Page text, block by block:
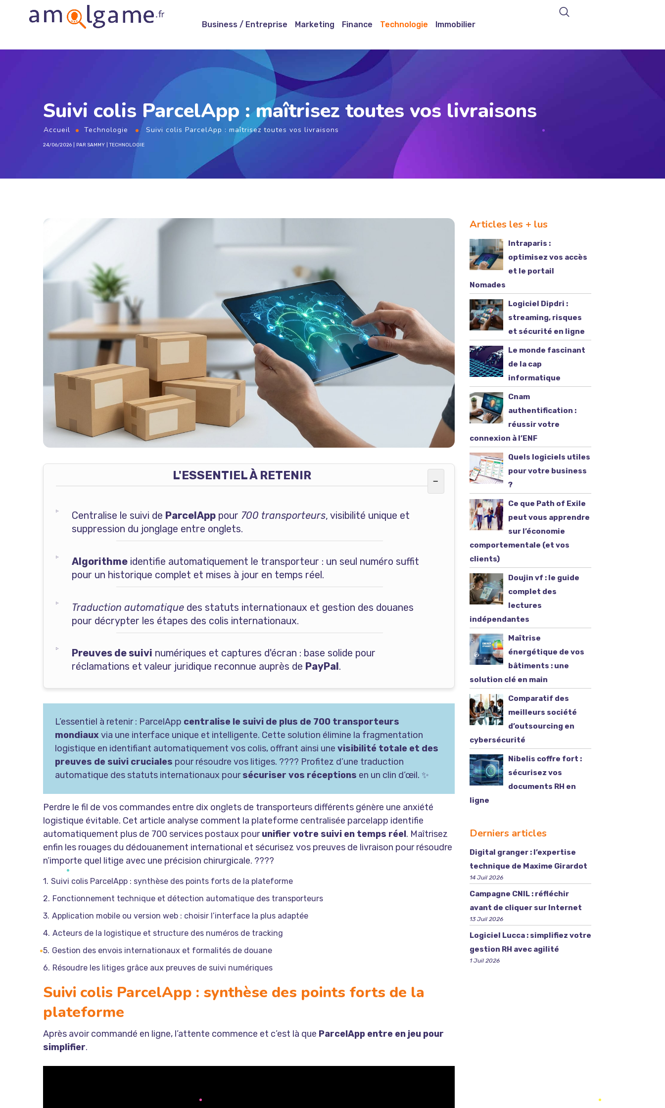
Business / Entreprise Marketing Finance Technologie Immobilier
Suivi colis ParcelApp : maîtrisez toutes vos livraisons
Accueil Technologie Suivi colis ParcelApp : maîtrisez toutes vos livraisons
24/06/2026 PAR SAMMY TECHNOLOGIE
L'ESSENTIEL À RETENIR −
Centralise le suivi de ParcelApppour 700 transporteurs, visibilité unique et
suppression du jonglage entre onglets.
Algorithmeidentifie automatiquement le transporteur : un seul numéro suffit
pour un historique complet et mises à jour en temps réel.
Traduction automatiquedes statuts internationaux et gestion des douanes
pour décrypter les étapes des colis internationaux.
Preuves de suivi numériques et captures d'écran : base solide pour
réclamations et valeur juridique reconnue auprès de PayPal .
L’essentiel à retenir : ParcelApp centralise le suivi de plus de 700 transporteurs
mondiauxvia une interface unique et intelligente. Cette solution élimine la fragmentation
logistique en identifiant automatiquement vos colis, offrant ainsi une visibilité totale et des
preuves de suivi cruciales pour résoudre vos litiges. ???? Profitez d’une traduction
automatique des statuts internationaux poursécuriser vos réceptions en un clin d’œil. ✨
Perdre le fil de vos commandes entre dix onglets de transporteurs différents génère une anxiété
logistique évitable. Cet article analyse comment la plateforme centralisée parcelapp identifie
automatiquement plus de 700 services postaux pourunifier votre suivi en temps réel. Maîtrisez
enfin les rouages du dédouanement international et sécurisez vos preuves de livraison pour résoudre
n’importe quel litige avec une précision chirurgicale. ????
Suivi colis ParcelApp : synthèse des points forts de la plateforme
Fonctionnement technique et détection automatique des transporteurs
Application mobile ou version web : choisir l’interface la plus adaptée
Acteurs de la logistique et structure des numéros de tracking
Gestion des envois internationaux et formalités de douane
Résoudre les litiges grâce aux preuves de suivi numériques
Suivi colis ParcelApp : synthèse des points forts de la
plateforme
Après avoir commandé en ligne, l’attente commence et c’est là que ParcelApp entre en jeu pour
simplifier.
Articles les + lus
Intraparis :
optimisez vos accès
et le portail
Nomades
Logiciel Dipdri :
streaming, risques
et sécurité en ligne
Le monde fascinant
de la cap
informatique
Cnam
authentification :
réussir votre
connexion à l’ENF
Quels logiciels utiles
pour votre business
?
Ce que Path of Exile
peut vous apprendre
sur l’économie
comportementale (et vos
clients)
Doujin vf : le guide
complet des
lectures
indépendantes
Maîtrise
énergétique de vos
bâtiments : une
solution clé en main
Comparatif des
meilleurs société
d’outsourcing en
cybersécurité
Nibelis coffre fort :
sécurisez vos
documents RH en
ligne
Derniers articles
Digital granger : l’expertise
technique de Maxime Girardot
14 Juil 2026
Campagne CNIL : réfléchir
avant de cliquer sur Internet
13 Juil 2026
Logiciel Lucca : simplifiez votre
gestion RH avec agilité
1 Juil 2026